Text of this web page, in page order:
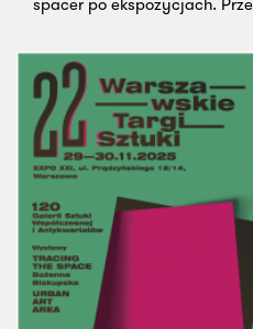
spacer po ekspozycjach.